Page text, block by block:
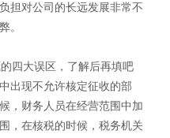
担对公司的长远发展非常不
。
现不允许核定征收的部
，财务人员在经营范围中加
，在核税的时候，税务机关